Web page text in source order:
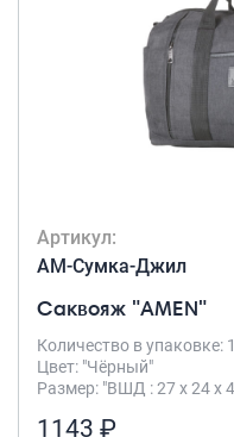
Артикул:
AM-Сумка-Джил
Саквояж "AMEN"
Количество в упаковке:
Цвет: "Чёрный"
Размер: "ВШД : 27 х 24 х
1143 ₽